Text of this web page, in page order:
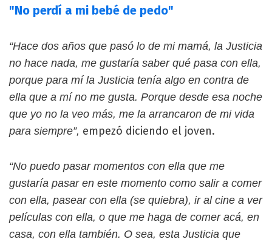
"No perdí a mi bebé de pedo"
“Hace dos años que pasó lo de mi mamá, la Justicia
no hace nada, me gustaría saber qué pasa con ella,
porque para mí la Justicia tenía algo en contra de
ella que a mí no me gusta. Porque desde esa noche
que yo no la veo más, me la arrancaron de mi vida
para siempre”, empezó diciendo el joven.
“No puedo pasar momentos con ella que me
gustaría pasar en este momento como salir a comer
con ella, pasear con ella (se quiebra), ir al cine a ver
películas con ella, o que me haga de comer acá, en
casa, con ella también. O sea, esta Justicia que